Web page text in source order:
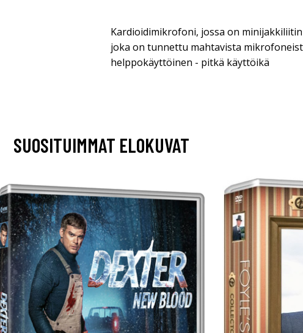
Kardioidimikrofoni, jossa on
joka on tunnettu mahtavista
helppokäyttöinen - pitkä käyttöikä
SUOSITUIMMAT ELOKUVAT